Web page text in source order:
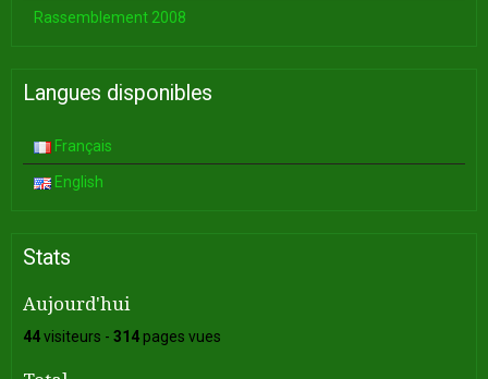
Rassemblement 2008
Langues disponibles
Français
English
Stats
Aujourd'hui
44visiteurs - 314pages vues